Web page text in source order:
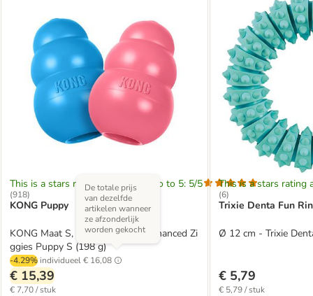
This is a stars rating area from zero to 5: 5/5
(918)
KONG Puppy
KONG Maat S, blauw + KONG Enhanced Zi
ggies Puppy S (198 g)
-4.29% individueel€ 16,08
De totale prijs
van dezelfde
artikelen wanneer
ze afzonderlijk
worden gekocht
€ 15,39
€ 7,70 / stuk
This is a stars rating
(6)
Trixie Denta Fun
Ø 12 cm - Trixie
€ 5,79
€ 5,79 / stuk